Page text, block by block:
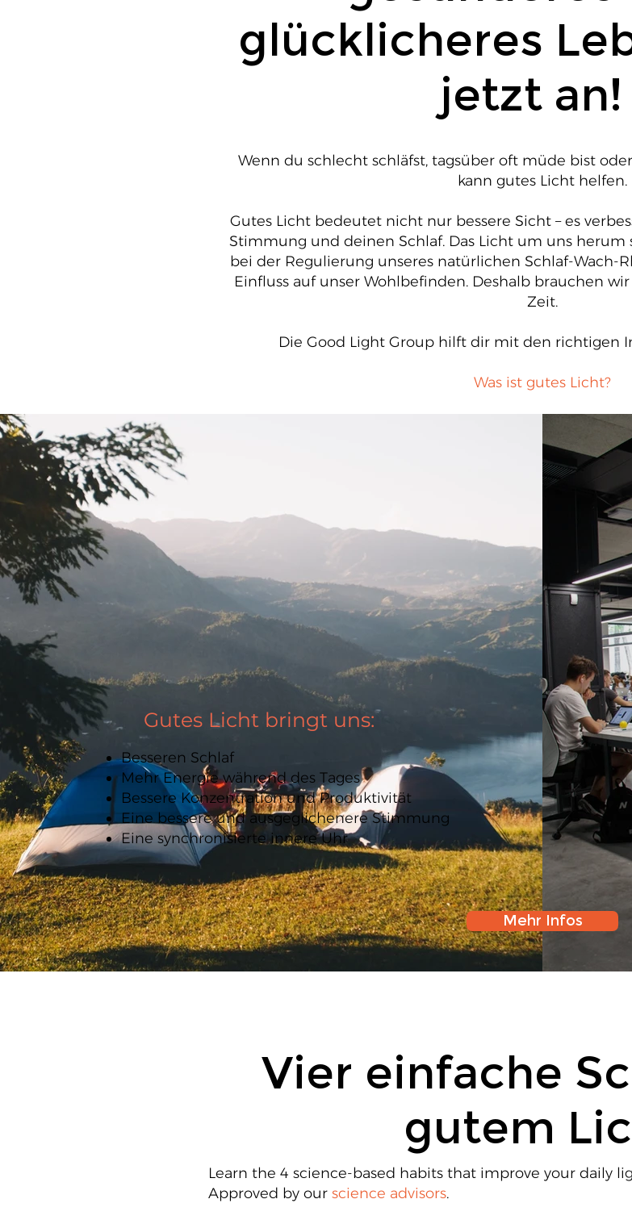
glücklicheres
jetzt an!
Wenn du schlecht schläfst, tagsüber oft müde bist
kann gutes Licht helfen.
Gutes Licht bedeutet nicht nur bessere Sicht – es
Stimmung und deinen Schlaf. Das Licht um uns
bei der Regulierung unseres natürlichen Schlaf-Wach-
Einfluss auf unser Wohlbefinden. Deshalb brauchen
Zeit.
Die Good Light Group hilft dir mit den richtigen
Was ist gutes Licht?
Gutes Licht bringt uns:
Besseren Schlaf
Mehr Energie während des Tages
Bessere Konzentration und Produktivität
Eine bessere und ausgeglichenere Stimmung
Eine synchronisierte innere Uhr
Mehr Infos
Vier einfache
gutem
Learn the 4 science-based habits that improve your daily
Approved by our science advisors.